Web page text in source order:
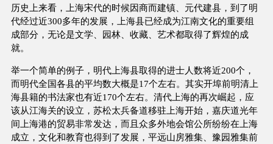
历史上来看，上海宋代的时候因商而建镇、元代建县，到了明
代经过近300多年的发展，上海县已经成为江南文化的重要组
成部分，无论是文学、园林、收藏、艺术都取得了辉煌的成
就。
举一个简单的例子，明代上海县取得的进士人数将近200个，
而明代全国各县的平均数大概是17个左右。其实开埠前明清上
海县籍的书法家也有近170个左右。清代上海的再次崛起，应
该从江海关的设立，苏松太兵备道移驻上海开始，嘉庆道光年
间上海港的贸易非常发达，而且众多外地会馆公所纷纷在上海
成立，文化和教育也得到了发展，平远山房雅集、豫园雅集前